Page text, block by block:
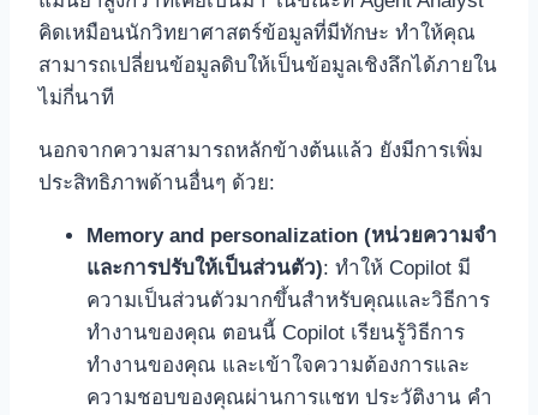
คิดเหมือนนักวิทยาศาสตร์ข้อมูลที่มีทักษะ ทำให้คุณ
สามารถเปลี่ยนข้อมูลดิบให้เป็นข้อมูลเชิงลึกได้ภายใน
ไม่กี่นาที
นอกจากความสามารถหลักข้างต้นแล้ว ยังมีการเพิ่ม
ประสิทธิภาพด้านอื่นๆ ด้วย:
Memory and personalization (หน่วยความจำ
และการปรับให้เป็นส่วนตัว): ทำให้ Copilot มี
ความเป็นส่วนตัวมากขึ้นสำหรับคุณและวิธีการ
ทำงานของคุณ ตอนนี้ Copilot เรียนรู้วิธีการ
ทำงานของคุณ และเข้าใจความต้องการและ
ความชอบของคุณผ่านการแชท ประวัติงาน คำ